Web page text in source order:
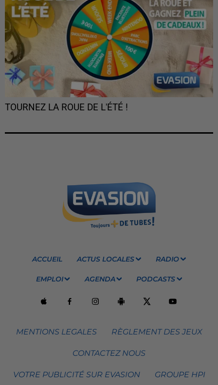
TOURNEZ LA ROUE DE L'ÉTÉ !
ACCUEIL ACTUS LOCALES RADIO
EMPLOI AGENDA PODCASTS
MENTIONS LEGALES RÈGLEMENT DES JEUX
CONTACTEZ NOUS
VOTRE PUBLICITÉ SUR EVASION GROUPE HPI